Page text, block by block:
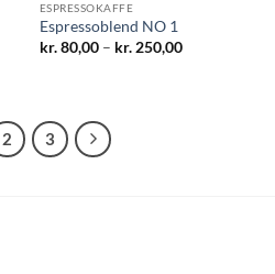
ESPRESSOKAFFE
Espressoblend NO 1
kr.80,00 – kr.250,00Prisinterval:
2 3